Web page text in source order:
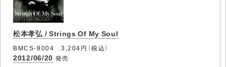
松本孝弘 / Strings Of My Soul
BMCS-8004 3,204円（税込）
2012/06/20 発売